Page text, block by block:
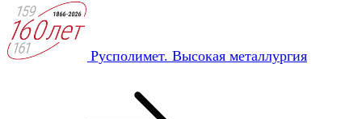
Русполимет. Высокая металлургия